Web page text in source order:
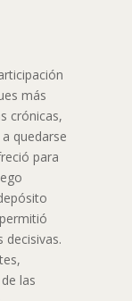
más
crónicas,
quedarse
para
las